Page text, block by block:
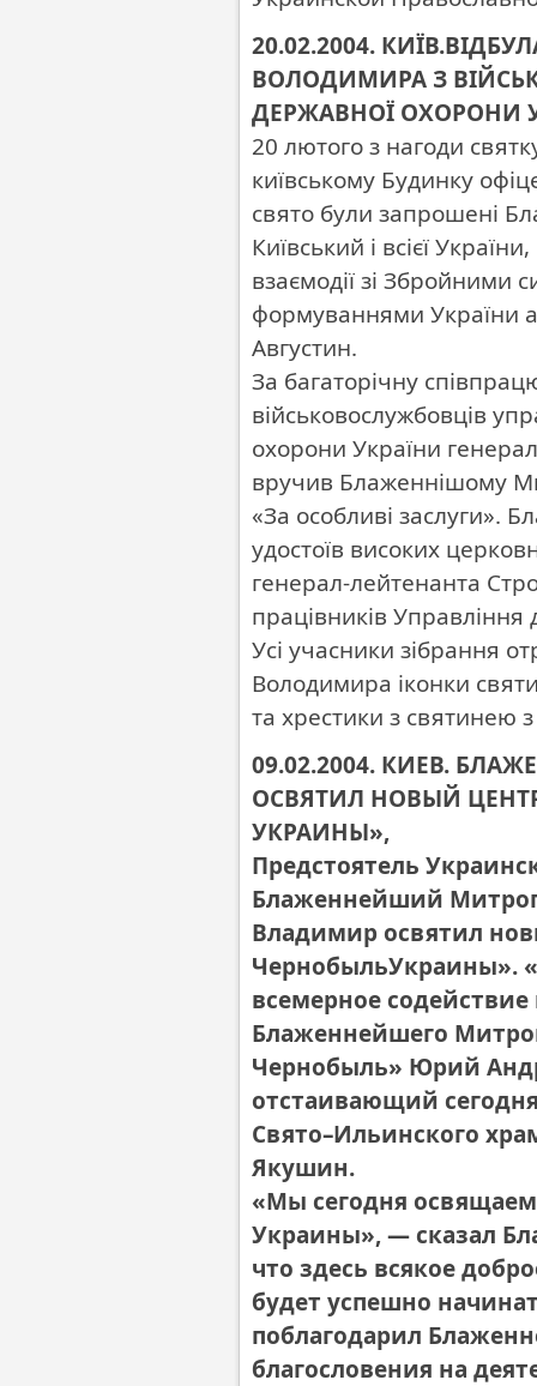
20.02.2004.
ВОЛОДИМИРА З
ДЕРЖАВНОЇ ОХОРОНИ
20 лютого з нагоди
київському Будинку
свято були запрошені
Київський і всієї
взаємодії зі Збройними
формуваннями України
Августин.
За багаторічну
військовослужбовців
охорони України
вручив Блаженнішому
«За особливі заслуги».
удостоїв високих
генерал-лейтенанта
працівників
Усі учасники зібрання
Володимира іконки
та хрестики з святинею
09.02.2004. КИЕВ.
ОСВЯТИЛ НОВЫЙ
УКРАИНЫ»,
Предстоятель
Блаженнейший
Владимир освятил
ЧернобыльУкраины».
всемерное
Блаженнейшего
Чернобыль» Юрий
отстаивающий
Свято–Ильинского
Якушин.
«Мы сегодня
Украины», — сказал
что здесь всякое
будет успешно
поблагодарил
благословения на